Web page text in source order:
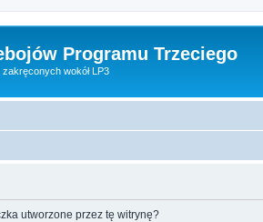
Programu Trzeciego
wokół LP3
utworzone przez tę witrynę?